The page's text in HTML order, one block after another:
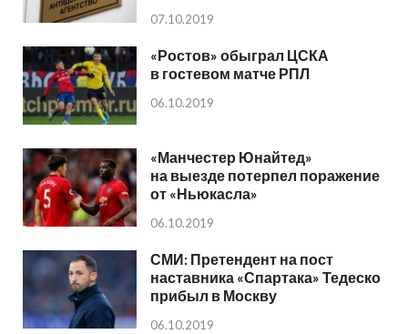
07.10.2019
«Ростов» обыграл ЦСКА
в гостевом матче РПЛ
06.10.2019
«Манчестер Юнайтед»
на выезде потерпел поражение
от «Ньюкасла»
06.10.2019
СМИ: Претендент на пост
наставника «Спартака» Тедеско
прибыл в Москву
06.10.2019